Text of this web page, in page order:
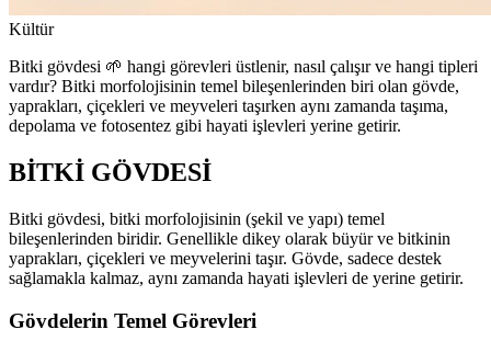
Kültür
Bitki gövdesi 🌱 hangi görevleri üstlenir, nasıl çalışır ve hangi tipleri
vardır? Bitki morfolojisinin temel bileşenlerinden biri olan gövde,
yaprakları, çiçekleri ve meyveleri taşırken aynı zamanda taşıma,
depolama ve fotosentez gibi hayati işlevleri yerine getirir.
BİTKİ GÖVDESİ
Bitki gövdesi, bitki morfolojisinin (şekil ve yapı) temel
bileşenlerinden biridir. Genellikle dikey olarak büyür ve bitkinin
yaprakları, çiçekleri ve meyvelerini taşır. Gövde, sadece destek
sağlamakla kalmaz, aynı zamanda hayati işlevleri de yerine getirir.
Gövdelerin Temel Görevleri